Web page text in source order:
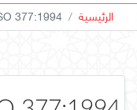
الرئيسية 377:1994